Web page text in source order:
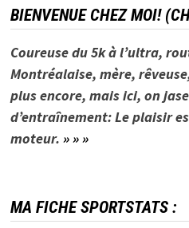
BIENVENUE CHEZ MOI!
Coureuse du 5k à l’ultra,
Montréalaise, mère,
plus encore, mais ici, on
d’entraînement: Le plaisir
moteur. » » »
MA FICHE SPORTSTATS :